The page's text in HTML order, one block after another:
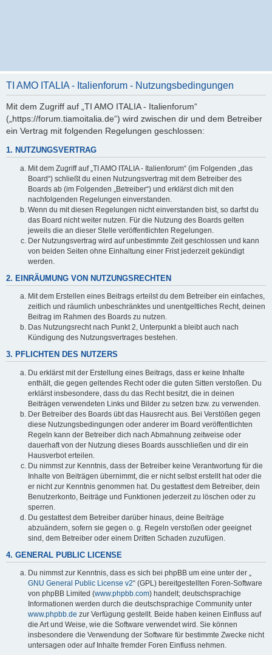
TI AMO ITALIA - Italienforum - Nutzungsbedingungen
Mit dem Zugriff auf „TI AMO ITALIA - Italienforum“
(„https://forum.tiamoitalia.de“) wird zwischen dir und dem Betreiber
ein Vertrag mit folgenden Regelungen geschlossen:
1. NUTZUNGSVERTRAG
Mit dem Zugriff auf „TI AMO ITALIA - Italienforum“ (im Folgenden „das
Board“) schließt du einen Nutzungsvertrag mit dem Betreiber des
Boards ab (im Folgenden „Betreiber“) und erklärst dich mit den
nachfolgenden Regelungen einverstanden.
Wenn du mit diesen Regelungen nicht einverstanden bist, so darfst du
das Board nicht weiter nutzen. Für die Nutzung des Boards gelten
jeweils die an dieser Stelle veröffentlichten Regelungen.
Der Nutzungsvertrag wird auf unbestimmte Zeit geschlossen und kann
von beiden Seiten ohne Einhaltung einer Frist jederzeit gekündigt
werden.
2. EINRÄUMUNG VON NUTZUNGSRECHTEN
Mit dem Erstellen eines Beitrags erteilst du dem Betreiber ein einfaches,
zeitlich und räumlich unbeschränktes und unentgeltliches Recht, deinen
Beitrag im Rahmen des Boards zu nutzen.
Das Nutzungsrecht nach Punkt 2, Unterpunkt a bleibt auch nach
Kündigung des Nutzungsvertrages bestehen.
3. PFLICHTEN DES NUTZERS
Du erklärst mit der Erstellung eines Beitrags, dass er keine Inhalte
enthält, die gegen geltendes Recht oder die guten Sitten verstoßen. Du
erklärst insbesondere, dass du das Recht besitzt, die in deinen
Beiträgen verwendeten Links und Bilder zu setzen bzw. zu verwenden.
Der Betreiber des Boards übt das Hausrecht aus. Bei Verstößen gegen
diese Nutzungsbedingungen oder anderer im Board veröffentlichten
Regeln kann der Betreiber dich nach Abmahnung zeitweise oder
dauerhaft von der Nutzung dieses Boards ausschließen und dir ein
Hausverbot erteilen.
Du nimmst zur Kenntnis, dass der Betreiber keine Verantwortung für die
Inhalte von Beiträgen übernimmt, die er nicht selbst erstellt hat oder die
er nicht zur Kenntnis genommen hat. Du gestattest dem Betreiber, dein
Benutzerkonto, Beiträge und Funktionen jederzeit zu löschen oder zu
sperren.
Du gestattest dem Betreiber darüber hinaus, deine Beiträge
abzuändern, sofern sie gegen o. g. Regeln verstoßen oder geeignet
sind, dem Betreiber oder einem Dritten Schaden zuzufügen.
4. GENERAL PUBLIC LICENSE
Du nimmst zur Kenntnis, dass es sich bei phpBB um eine unter der „
GNU General Public License v2“ (GPL) bereitgestellten Foren-Software
von phpBB Limited (www.phpbb.com) handelt; deutschsprachige
Informationen werden durch die deutschsprachige Community unter
www.phpbb.de zur Verfügung gestellt. Beide haben keinen Einfluss auf
die Art und Weise, wie die Software verwendet wird. Sie können
insbesondere die Verwendung der Software für bestimmte Zwecke nicht
untersagen oder auf Inhalte fremder Foren Einfluss nehmen.